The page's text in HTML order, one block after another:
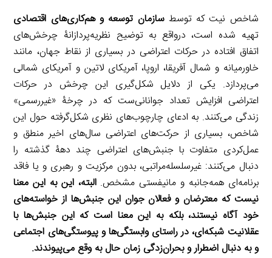
شاخص نیت که توسطسازمان توسعه و هم‌کاری‌های اقتصادی
تهیه شده است، درواقع به توضیح نظریه‌پردازانۀ چرخش‌های
اتفاق افتاده در حرکات اعتراضی در بسیاری از نقاط جهان، مانند
خاورمیانه و شمال آفریقا، اروپا، آمریکای لاتین و آمریکای شمالی
می‌پردازد. یکی از دلایل شکل‌گیری این چرخش در حرکات
اعتراضی افزایش تعداد جوانانی‌ست که در چرخۀ «غیررسمی»
زندگی می‌کنند. به ادعای چارچوب‌های نظری شکل‌گرفته حول این
شاخص، بسیاری از حرکت‌های اعتراضی سال‌های اخیر منطق و
عمل‌کردی متفاوت با جنبش‌های اعتراضی چند دهۀ گذشته را
دنبال می‌کنند: غیرسلسله‌مراتبی، بدون مرکزیت و رهبری و یا فاقد
برنامه‌ای همه‌جانبه و مانیفستی مشخص.البته، این به این معنا
نیست که معترضان و فعالان جوان این جنبش‌ها از خواسته‌های
خود آگاه نیستند، بلکه به این معنا است که این جنبش‌ها با
عقلانیت شبکه‌ای، در راستای وابستگی‌ها و پیوستگی‌های اجتماعی
و به دنبال اضطرار و بحران‌زدگی زمان حال به وقع می‌پیوندند.